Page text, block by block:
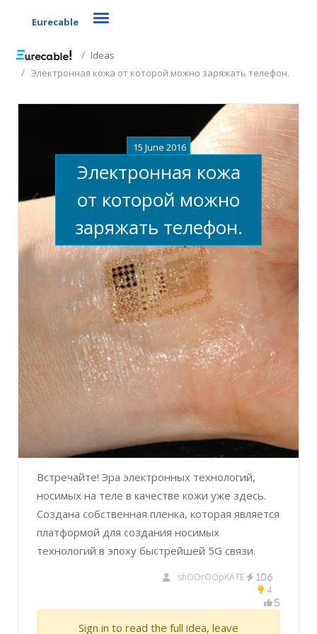
Eurecable Toggle navigation
Ideas
Электронная кожа от которой можно заряжать телефон.
15 June 2016
Электронная кожа
от которой можно
заряжать телефон.
Встречайте! Эра электронных технологий,
носимых на теле в качестве кожи уже здесь.
Создана собственная пленка, которая является
платформой для создания носимых
технологий в эпоху быстрейшей 5G связи.
shOOrOOpKATE 106
4
5
Sign in to read the full idea, leave